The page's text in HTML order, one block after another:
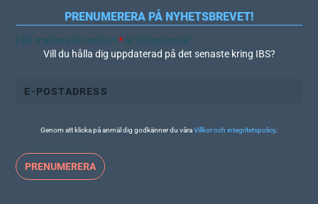
PRENUMERERA PÅ NYHETSBREVET!
Fält markerade med en* är obligatoriskt
Vill du hålla dig uppdaterad på det senaste kring IBS?
Genom att klicka på anmäl dig godkänner du våraVillkor och integritetspolicy.